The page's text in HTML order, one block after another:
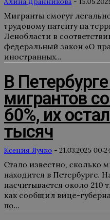
Мигранты смогут
трудовому патенту на
Ленобласти в
федеральный закон «О
иностранных...
В
мигрантов
60%, их
тысяч
Ксения Лучко - 21.03.2025
Стало известно, сколько
находится в Петербурге.
насчитывается около 210
как сообщил вице-
по...